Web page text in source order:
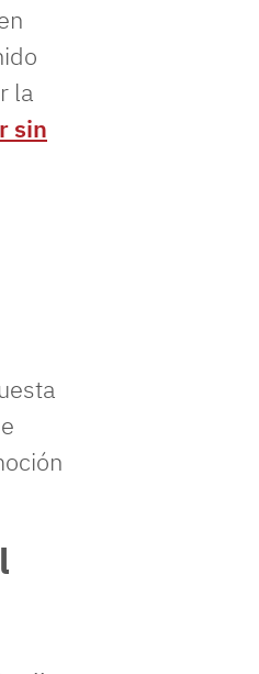
la
sin